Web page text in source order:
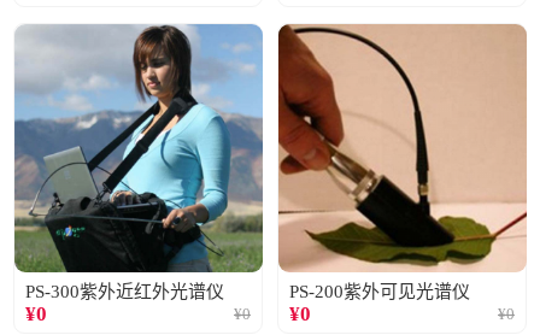
PS-300紫外近红外光谱仪
¥0 ¥0
PS-200紫外可见光谱仪
¥0 ¥0